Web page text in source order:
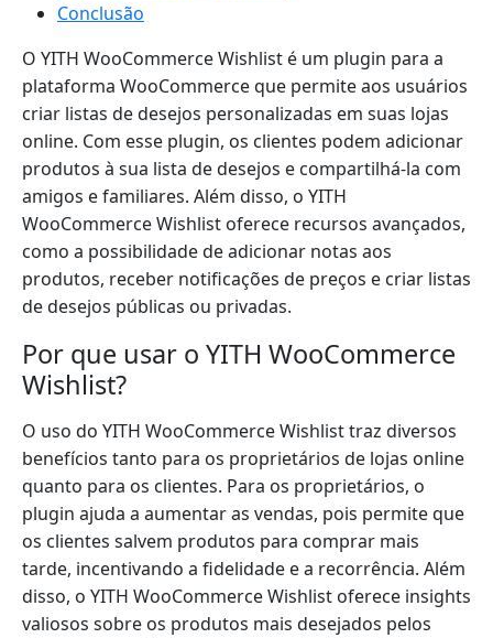
Conclusão
O YITH WooCommerce Wishlist é um plugin para a
plataforma WooCommerce que permite aos usuários
criar listas de desejos personalizadas em suas lojas
online. Com esse plugin, os clientes podem adicionar
produtos à sua lista de desejos e compartilhá-la com
amigos e familiares. Além disso, o YITH
WooCommerce Wishlist oferece recursos avançados,
como a possibilidade de adicionar notas aos
produtos, receber notificações de preços e criar listas
de desejos públicas ou privadas.
Por que usar o YITH WooCommerce
Wishlist?
O uso do YITH WooCommerce Wishlist traz diversos
benefícios tanto para os proprietários de lojas online
quanto para os clientes. Para os proprietários, o
plugin ajuda a aumentar as vendas, pois permite que
os clientes salvem produtos para comprar mais
tarde, incentivando a fidelidade e a recorrência. Além
disso, o YITH WooCommerce Wishlist oferece insights
valiosos sobre os produtos mais desejados pelos